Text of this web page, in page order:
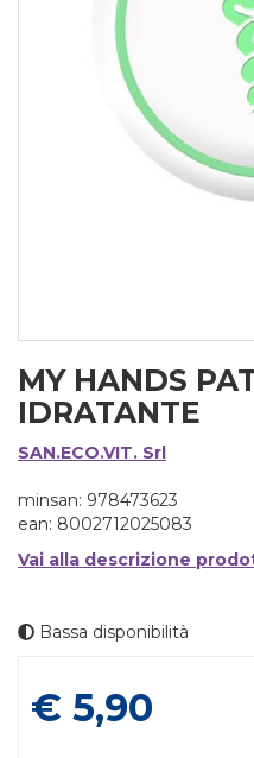
MY HANDS
IDRATANTE
SAN.ECO.VIT. Srl
minsan: 978473623
ean: 8002712025083
Vai alla descrizione
Bassa disponibilità
Prezzo
€ 5,90